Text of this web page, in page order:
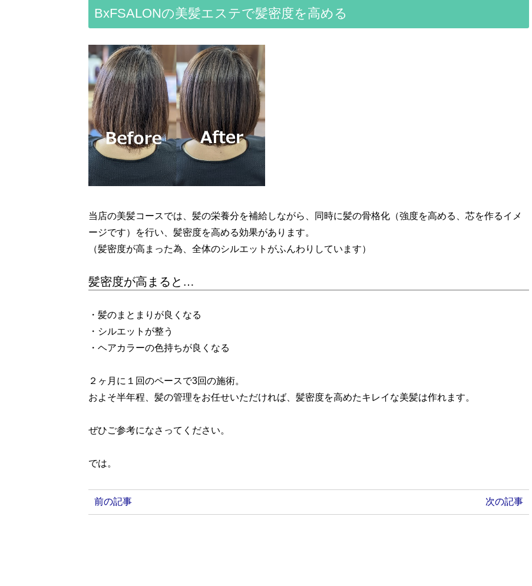
BxFSALONの美髪エステで髪密度を高める
当店の美髪コースでは、髪の栄養分を補給しながら、同時に髪の骨格化（強度を高める、芯を作るイメ
ージです）を行い、髪密度を高める効果があります。
（髪密度が高まった為、全体のシルエットがふんわりしています）
髪密度が高まると…
・髪のまとまりが良くなる
・シルエットが整う
・ヘアカラーの色持ちが良くなる
２ヶ月に１回のペースで3回の施術。
およそ半年程、髪の管理をお任せいただければ、髪密度を高めたキレイな美髪は作れます。
ぜひご参考になさってください。
では。
前の記事 次の記事